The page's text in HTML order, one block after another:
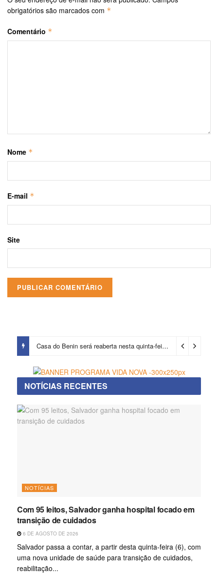
obrigatórios são marcados com *
Comentário *
Nome *
E-mail *
Site
Casa do Benin será reaberta nesta quinta-feira (6) 3 dias ago
NOTÍCIAS RECENTES
NOTÍCIAS
Com 95 leitos, Salvador ganha hospital focado em
transição de cuidados
6 DE AGOSTO DE 2026
Salvador passa a contar, a partir desta quinta-feira (6), com
uma nova unidade de saúde para transição de cuidados,
reabilitação...